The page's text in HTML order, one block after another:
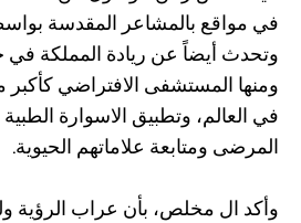
في مواقع بالمشاعر المقدسة
وتحدث أيضاً عن ريادة المملكة في
ومنها المستشفى الافتراضي
في العالم، وتطبيق الاسوارة الطبية
المرضى ومتابعة علاماتهم الحيوية.
وأكد ال مخلص، بأن عراب الرؤية